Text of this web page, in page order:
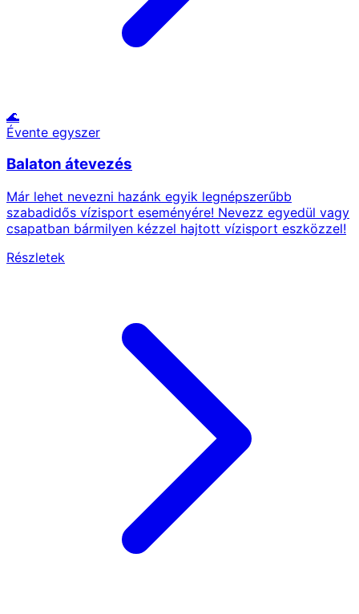
🌊
Évente egyszer
Balaton átevezés
Már lehet nevezni hazánk egyik legnépszerűbb
szabadidős vízisport eseményére! Nevezz egyedül vagy
csapatban bármilyen kézzel hajtott vízisport eszközzel!
Részletek